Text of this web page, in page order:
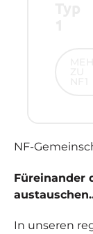
NF-
Füreinander
In unseren